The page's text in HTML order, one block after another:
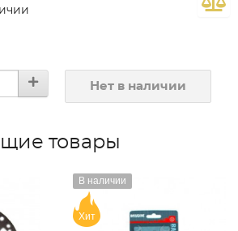
Нет в наличии
товары
В наличии
Хит